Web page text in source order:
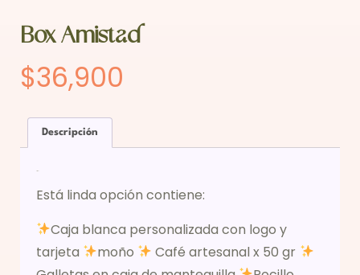
Box Amistad
$36,900
Descripción
Está linda opción contiene:
Caja blanca personalizada con logo y
tarjeta
moño
Café artesanal x 50 gr